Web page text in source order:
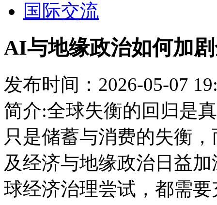
国际交流
AI与地缘政治如何加
发布时间：2026-05-07
简介:全球失衡的回归是
只是储蓄与消费的失衡
及经济与地缘政治日益
球经济治理尝试，都需